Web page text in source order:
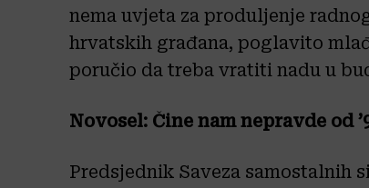
nema uvjeta za produljenje
hrvatskih građana, poglavito
poručio da treba vratiti nadu u
Novosel: Čine nam nepravde od
Predsjednik Saveza samostalnih